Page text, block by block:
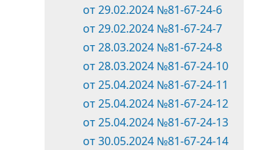
от 29.02.2024 №81-67-24-6
от 29.02.2024 №81-67-24-7
от 28.03.2024 №81-67-24-8
от 28.03.2024 №81-67-24-10
от 25.04.2024 №81-67-24-11
от 25.04.2024 №81-67-24-12
от 25.04.2024 №81-67-24-13
от 30.05.2024 №81-67-24-14